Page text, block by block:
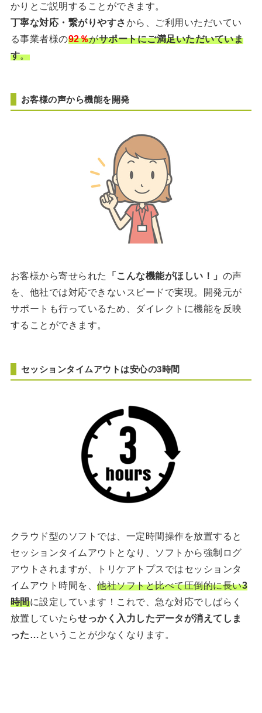
かりとご説明することができます。
丁寧な対応・繋がりやすさから、ご利用いただいてい
る事業者様の92％がサポートにご満足いただいていま
す。
お客様の声から機能を開発
お客様から寄せられた 「こんな機能がほしい！」 の声
を、他社では対応できないスピードで実現。開発元が
サポートも行っているため、ダイレクトに機能を反映
することができます。
セッションタイムアウトは安心の3時間
クラウド型のソフトでは、一定時間操作を放置すると
セッションタイムアウトとなり、ソフトから強制ログ
アウトされますが、トリケアトプスではセッションタ
イムアウト時間を、他社ソフトと比べて圧倒的に長い3
時間に設定しています！これで、急な対応でしばらく
放置していたらせっかく入力したデータが消えてしま
った…ということが少なくなります。